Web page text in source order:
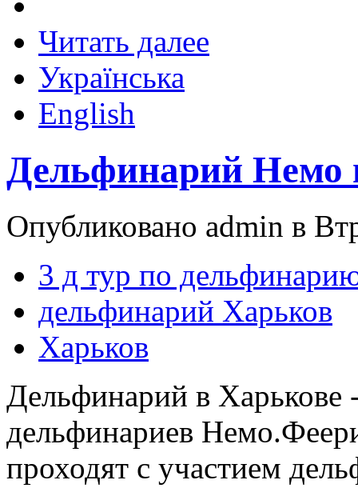
Читать далее
Українська
English
Дельфинарий Немо
Опубликовано admin в
3 д тур по
дельфинарий Харьков
Харьков
Дельфинарий в Харькове
дельфинариев
проходят с участием